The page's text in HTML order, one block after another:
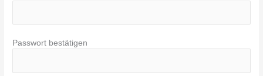
Passwort bestätigen